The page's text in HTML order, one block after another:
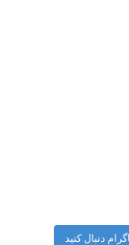
دنبال کنید